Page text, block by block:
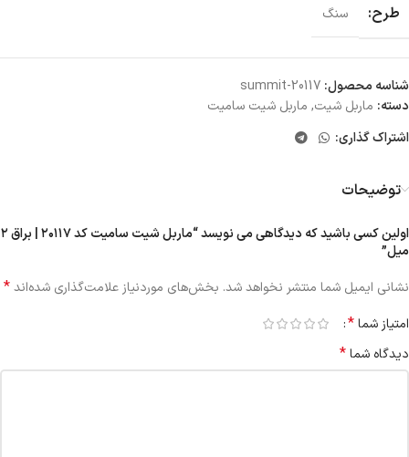
طرح: سنگ
شناسه محصول: summit-20117
دسته: ماربل شیت, ماربل شیت سامیت
اشتراک گذاری:
توضیحات
اولین کسی باشید که دیدگاهی می نویسد “ماربل شیت سامیت کد ۲۰۱۱۷ | براق ۲
میل”
نشانی ایمیل شما منتشر نخواهد شد. بخش‌های موردنیاز علامت‌گذاری شده‌اند*
امتیاز شما*
دیدگاه شما*